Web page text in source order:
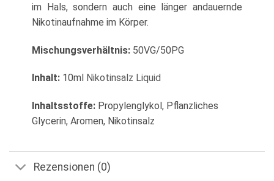
im Hals, sondern auch eine länger andauernde
Nikotinaufnahme im Körper.
Mischungsverhältnis:50VG/50PG
Inhalt:10ml Nikotinsalz Liquid
Inhaltsstoffe:Propylenglykol, Pflanzliches
Glycerin, Aromen, Nikotinsalz
Rezensionen (0)